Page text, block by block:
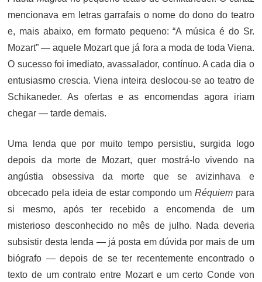
mencionava em letras garrafais o nome do dono do teatro
e, mais abaixo, em formato pequeno: “A música é do Sr.
Mozart” — aquele Mozart que já fora a moda de toda Viena.
O sucesso foi imediato, avassalador, contínuo. A cada dia o
entusiasmo crescia. Viena inteira deslocou-se ao teatro de
Schikaneder. As ofertas e as encomendas agora iriam
chegar — tarde demais.
Uma lenda que por muito tempo persistiu, surgida logo
depois da morte de Mozart, quer mostrá-lo vivendo na
angústia obsessiva da morte que se avizinhava e
obcecado pela ideia de estar compondo um Réquiempara
si mesmo, após ter recebido a encomenda de um
misterioso desconhecido no mês de julho. Nada deveria
subsistir desta lenda — já posta em dúvida por mais de um
biógrafo — depois de se ter recentemente encontrado o
texto de um contrato entre Mozart e um certo Conde von